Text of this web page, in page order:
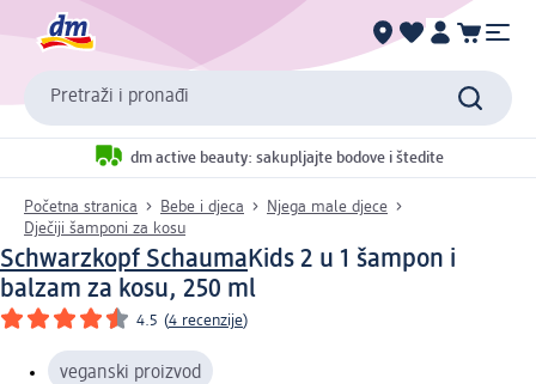
Pretraži i pronađi
dm active beauty: sakupljajte bodove i štedite
Početna stranica Bebe i djeca
Njega male djece
Dječiji šamponi za kosu
Schwarzkopf Schauma Kids 2 u 1 šampon i
balzam za kosu, 250 ml
4.5 (4 recenzije)
veganski proizvod